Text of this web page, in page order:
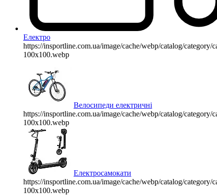
Електро
https://insportline.com.ua/image/cache/webp/catalog/category/
100x100.webp
Велосипеди електричні
https://insportline.com.ua/image/cache/webp/catalog/category/
100x100.webp
Електросамокати
https://insportline.com.ua/image/cache/webp/catalog/category/
100x100.webp